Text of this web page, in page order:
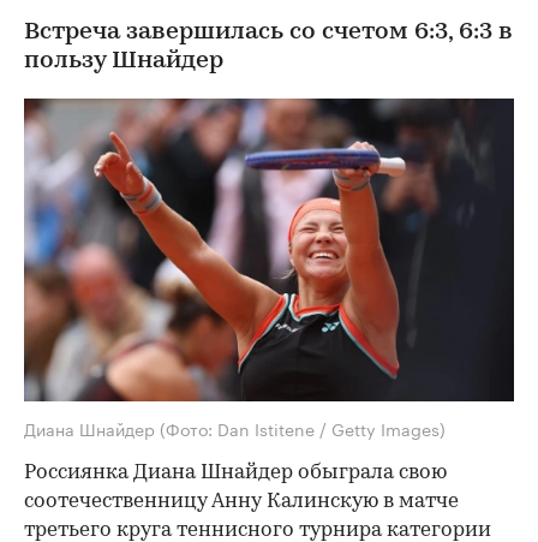
Встреча завершилась со счетом 6:3, 6:3 в
пользу Шнайдер
Диана Шнайдер (Фото: Dan Istitene / Getty Images)
Россиянка Диана Шнайдер обыграла свою
соотечественницу Анну Калинскую в матче
третьего круга теннисного турнира категории